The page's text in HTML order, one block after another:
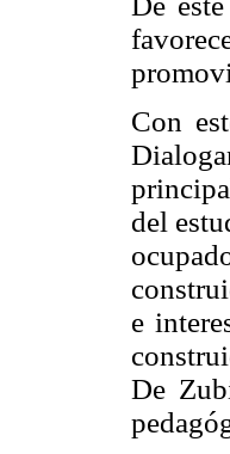
Con
del
e
De